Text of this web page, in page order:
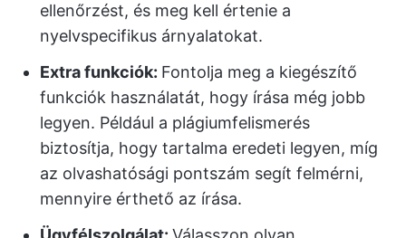
ellenőrzést, és meg kell értenie a
nyelvspecifikus árnyalatokat.
Extra funkciók: Fontolja meg a kiegészítő
funkciók használatát, hogy írása még jobb
legyen. Például a plágiumfelismerés
biztosítja, hogy tartalma eredeti legyen, míg
az olvashatósági pontszám segít felmérni,
mennyire érthető az írása.